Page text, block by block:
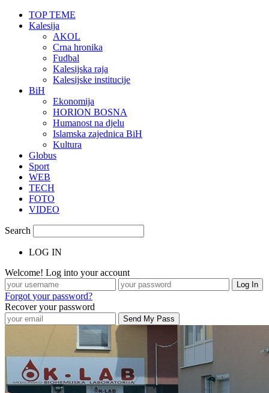
TOP TEME
Kalesija
AKOL
Crna hronika
Fudbal
Kalesijska raja
Kalesijske institucije
BiH
Ekonomija
HORION BOSNA
Humanost na djelu
Islamska zajednica BiH
Kultura
Globus
Sport
WEB
TECH
FOTO
VIDEO
Search
LOG IN
Welcome! Log into your account
Forgot your password?
Recover your password